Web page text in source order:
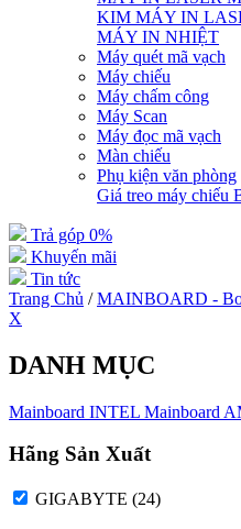
KIM MÁY IN
MÁY IN NHIỆT
Máy quét mã vạch
Máy chiếu
Máy chấm công
Máy Scan
Máy đọc mã vạch
Màn chiếu
Phụ kiện văn phòng
Giá treo máy chiếu
Trả góp 0%
Khuyến mãi
Tin tức
Trang Chủ / MAINBOARD -
X
DANH MỤC
Mainboard INTEL Mainboard
Hãng Sản Xuất
GIGABYTE (24)